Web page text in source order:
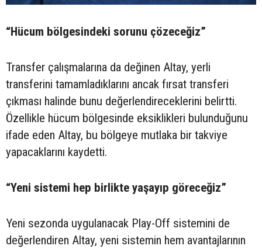
“Hücum bölgesindeki sorunu çözeceğiz”
Transfer çalışmalarına da değinen Altay, yerli
transferini tamamladıklarını ancak fırsat transferi
çıkması halinde bunu değerlendireceklerini belirtti.
Özellikle hücum bölgesinde eksiklikleri bulunduğunu
ifade eden Altay, bu bölgeye mutlaka bir takviye
yapacaklarını kaydetti.
“Yeni sistemi hep birlikte yaşayıp göreceğiz”
Yeni sezonda uygulanacak Play-Off sistemini de
değerlendiren Altay, yeni sistemin hem avantajlarının